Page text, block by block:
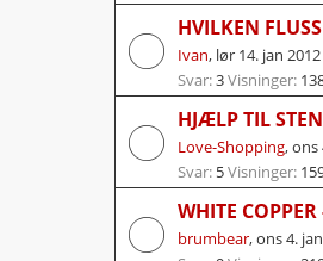
HVILKEN
Ivan, lør 14. jan
Svar:3Visninger:
HJÆLP TIL STEN
Love-Shopping,ons
Svar: 5Visninger:
WHITE
brumbear,ons 4.